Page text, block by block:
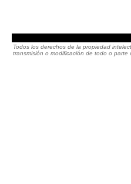
Todos los derechos de la propiedad
transmisión o modificación de todo o